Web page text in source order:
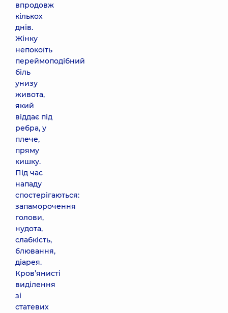
впродовж
кількох
днів.
Жінку
непокоїть
переймоподібний
біль
унизу
живота,
який
віддає під
ребра, у
плече,
пряму
кишку.
Під час
нападу
спостерігаються:
запаморочення
голови,
нудота,
слабкість,
блювання,
діарея.
Кров’янисті
виділення
зі
статевих